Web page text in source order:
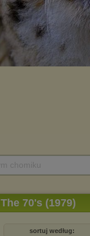
The 70's (1979)
sortuj według: